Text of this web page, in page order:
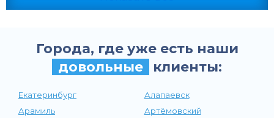
Города, где уже есть наши
довольные
клиенты:
Екатеринбург
Алапаевск
Арамиль
Артёмовский